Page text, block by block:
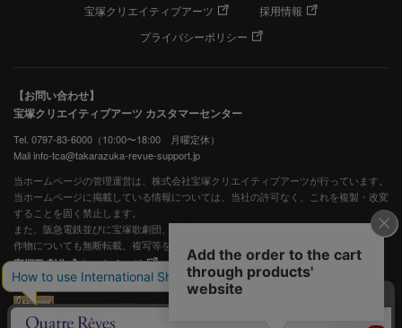
宝塚クリエイティブアーツ
採用情報
プライバシーポリシー
【お問い合わせ】
宝塚クリエイティブアーツ カスタマーセンター
Tel. 0797-83-6000（10:00〜18:00 月曜定休）
Mail info-tca@takarazuka-revue-support.jp
当ホームページの管理運営は、株式会社宝塚クリエイティブアーツが行っています。
当ホームページに掲載している情報については、当社の許可なく、これを複製・改変
することを固く禁止します。
また、阪急電鉄並びに宝塚歌劇団、宝塚クリエイティブアーツの出版物ほか写真等著
作物についても無断転載、複写等を禁じます。
宝塚歌劇公式ホームページ
JASRAC許諾番号：S0507081515
JASRAC許諾番号：9009941002Y45040